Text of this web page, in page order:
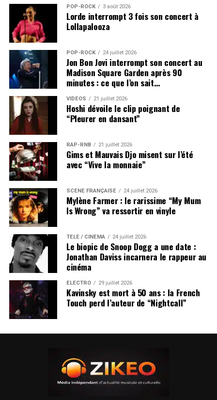
POP-ROCK 3 août 2026
Lorde interrompt 3 fois son concert à
Lollapalooza
POP-ROCK 24 juillet 2026
Jon Bon Jovi interrompt son concert au
Madison Square Garden après 90
minutes : ce que l’on sait…
VIDEOS 21 juillet 2026
Hoshi dévoile le clip poignant de
“Pleurer en dansant”
RAP-RNB 21 juillet 2026
Gims et Mauvais Djo misent sur l’été
avec “Vive la monnaie”
SCÈNE FRANÇAISE 24 juillet 2026
Mylène Farmer : le rarissime “My Mum
Is Wrong” va ressortir en vinyle
TÉLÉ / CINÉMA 24 juillet 2026
Le biopic de Snoop Dogg a une date :
Jonathan Daviss incarnera le rappeur au
cinéma
ÉLECTRO 29 juillet 2026
Kavinsky est mort à 50 ans : la French
Touch perd l’auteur de “Nightcall”